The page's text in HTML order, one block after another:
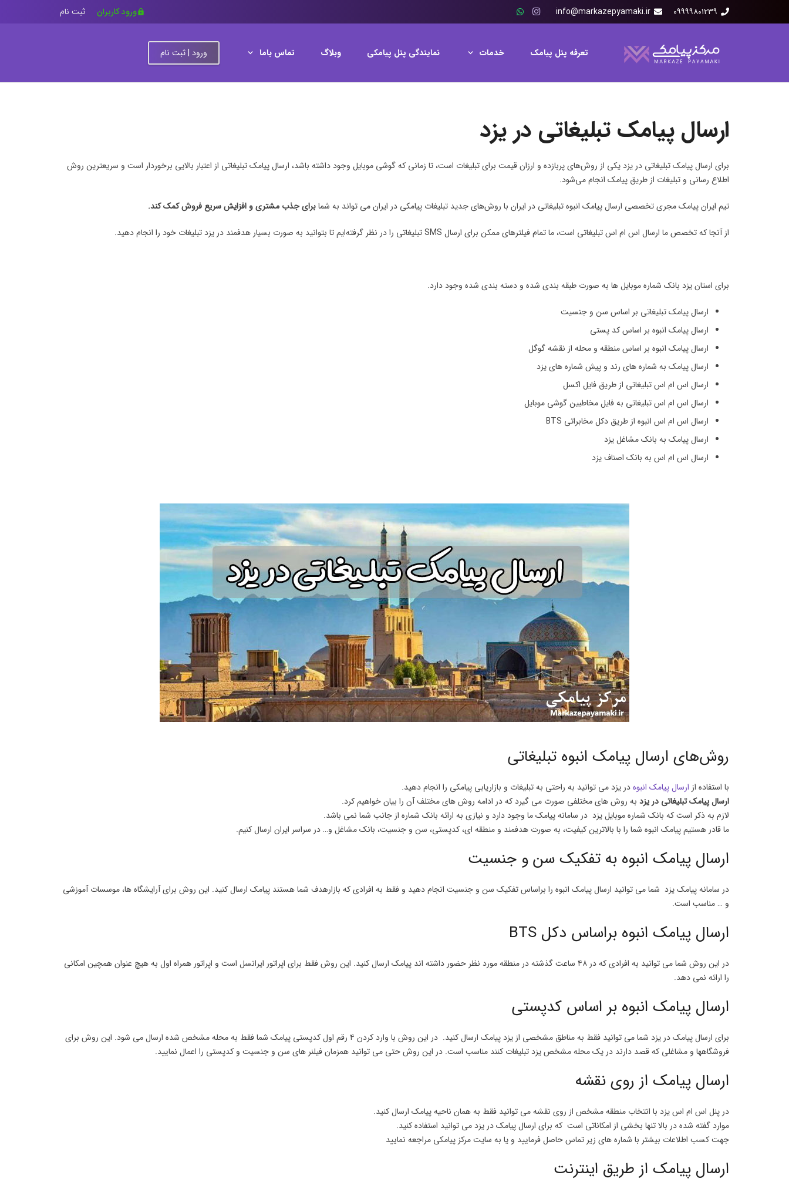
۰۹۹۹۹۸۰۱۲۳۹ info@markazepyamaki.ir
lockورود کاربران ثبت نام
تعرفه پنل پیامک خدمات نمایندگی پنل پیامکی وبلاگ تماس باما ورود | ثبت نام
ارسال پیامک تبلیغاتی در یزد
برای ارسال پیامک تبلیغاتی در یزد یکی از روش‌های پربازده و ارزان قیمت برای تبلیغات است، تا زمانی که گوشی موبایل وجود داشته باشد، ارسال پیامک تبلیغاتی از اعتبار بالایی برخوردار است و سریعترین روش
اطلاع رسانی و تبلیغات از طریق پیامک انجام می‌شود.
تیم ایران پیامک مجری تخصصی ارسال پیامک انبوه تبلیغاتی در ایران با روش‌های جدید تبلیغات پیامکی در ایران می تواند به شمابرای جذب مشتری و افزایش سریع فروش کمک کند.
از آنجا که تخصص ما ارسال اس ام اس تبلیغاتی است، ما تمام فیلترهای ممکن برای ارسال SMS تبلیغاتی را در نظر گرفته‌ایم تا بتوانید به صورت بسیار هدفمند در یزد تبلیغات خود را انجام دهید.
برای استان یزد بانک شماره موبایل ها به صورت طبقه بندی شده و دسته بندی شده وجود دارد.
ارسال پیامک تبلیغاتی بر اساس سن و جنسیت
ارسال پیامک انبوه بر اساس کد پستی
ارسال پیامک انبوه بر اساس منطقه و محله از نقشه گوگل
ارسال پیامک به شماره های رند و پیش شماره های یزد
ارسال اس ام اس تبلیغاتی از طریق فایل اکسل
ارسال اس ام اس تبلیغاتی به فایل مخاطبین گوشی موبایل
ارسال اس ام اس انبوه از طریق دکل مخابراتی BTS
ارسال پیامک به بانک مشاغل یزد
ارسال اس ام اس به بانک اصناف یزد
روش‌های ارسال پیامک انبوه تبلیغاتی
با استفاده از ارسال پیامک انبوهدر یزد می توانید به راحتی به تبلیغات و بازاریابی پیامکی را انجام دهید.
ارسال پیامک تبلیغاتی در یزد به روش های مختلفی صورت می گیرد که در ادامه روش های مختلف آن را بیان خواهیم کرد.
لازم به ذکر است که بانک شماره موبایل یزد در سامانه پیامک ما وجود دارد و نیازی به ارائه بانک شماره از جانب شما نمی باشد.
ما قادر هستیم پیامک انبوه شما را با بالاترین کیفیت، به صورت هدفمند و منطقه ای، کدپستی، سن و جنسیت، بانک مشاغل و… در سراسر ایران ارسال کنیم.
ارسال پیامک انبوه به تفکیک سن و جنسیت
در سامانه پیامک یزد شما می توانید ارسال پیامک انبوه را براساس تفکیک سن و جنسیت انجام دهید و فقط به افرادی که بازارهدف شما هستند پیامک ارسال کنید. این روش برای آرایشگاه ها، موسسات آموزشی
و … مناسب است.
ارسال پیامک انبوه براساس دکل BTS
در این روش شما می توانید به افرادی که در ۴۸ ساعت گذشته در منطقه مورد نظر حضور داشته اند پیامک ارسال کنید. این روش فقط برای اپراتور ایرانسل است و اپراتور همراه اول به هیچ عنوان همچین امکانی
را ارائه نمی دهد.
ارسال پیامک انبوه بر اساس کدپستی
برای ارسال پیامک در یزد شما می توانید فقط به مناطق مشخصی از یزد پیامک ارسال کنید. در این روش با وارد کردن ۴ رقم اول کدپستی پیامک شما فقط به محله مشخص شده ارسال می شود. این روش برای
فروشگاهها و مشاغلی که قصد دارند در یک محله مشخص یزد تبلیغات کنند مناسب است. در این روش حتی می توانید همزمان فیلنر های سن و جنسیت و کدپستی را اعمال نمایید.
ارسال پیامک از روی نقشه
در پنل اس ام اس یزد با انتخاب منطقه مشخص از روی نقشه می توانید فقط به همان ناحیه پیامک ارسال کنید.
موارد گفته شده در بالا تنها بخشی از امکاناتی است که برای ارسال پیامک در یزد می توانید استفاده کنید.
جهت کسب اطلاعات بیشتر با شماره های زیر تماس حاصل فرمایید و یا به سایت مرکز پیامکی مراجعه نمایید
ارسال پیامک از طریق اینترنت